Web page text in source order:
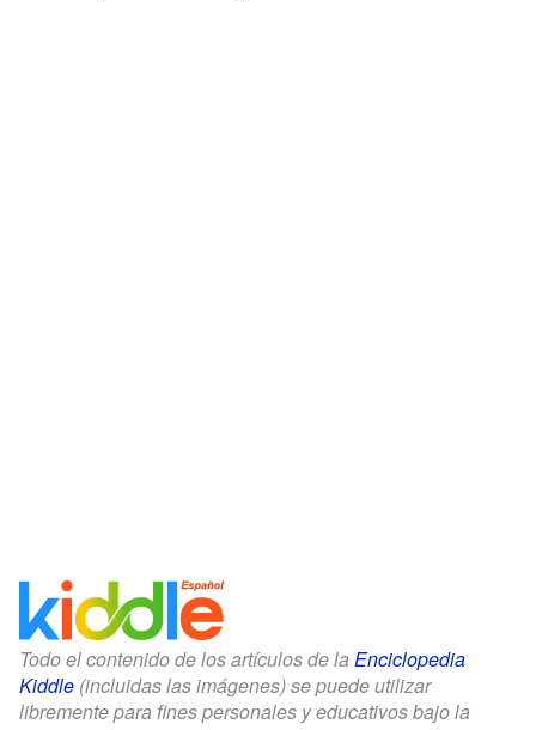
Todo el contenido de los artículos de la Enciclopedia
Kiddle (incluidas las imágenes) se puede utilizar
libremente para fines personales y educativos bajo la